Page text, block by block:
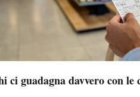
ci guadagna davvero con le